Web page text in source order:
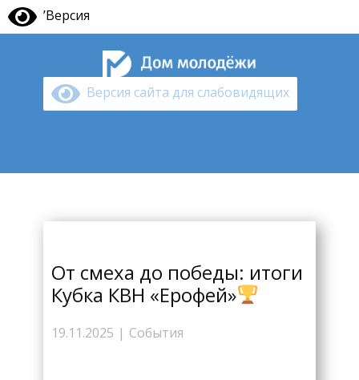
’Версия
Версия сайта для слабовидящих
От смеха до победы: итоги
Кубка КВН «Ерофей»
19.11.2025 События